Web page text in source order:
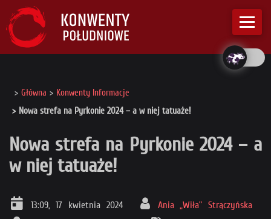
Główna
Konwenty Informacje
Nowa strefa na Pyrkonie 2024 – a w niej tatuaże!
Nowa strefa na Pyrkonie 2024 – a
w niej tatuaże!
13:09, 17 kwietnia 2024
Ania „Wiła” Strączyńska